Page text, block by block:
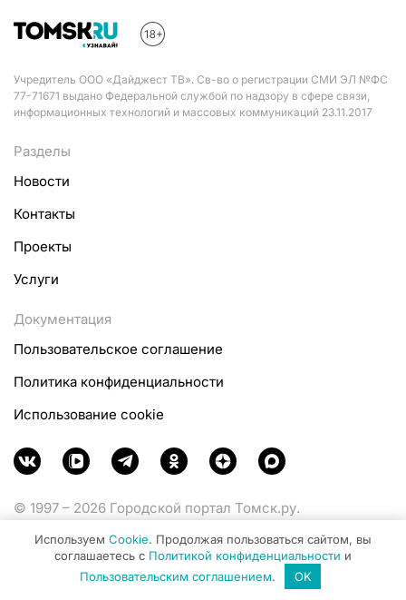
Учредитель ООО «Дайджест ТВ». Св-во о регистрации СМИ ЭЛ №ФС
77-71671 выдано Федеральной службой по надзору в сфере связи,
информационных технологий и массовых коммуникаций 23.11.2017
Разделы
Новости
Контакты
Проекты
Услуги
Документация
Пользовательское соглашение
Политика конфиденциальности
Использование cookie
© 1997 – 2026 Городской портал Томск.ру.
Министерства цифрового развития, связи и массовых
коммуникаций Российской Федерации.
Используем Cookie. Продолжая пользоваться сайтом, вы
соглашаетесь с Политикой конфиденциальности и
Пользовательским соглашением. OK